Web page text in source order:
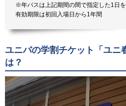
※年パスは上記期間の間で指定した1日を
有効期限は初回入場日から1年間
ユニバの学割チケット「ユニ
は？